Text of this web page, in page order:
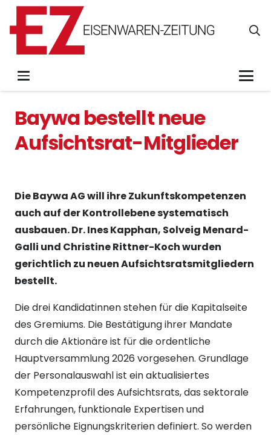
Baywa bestellt neue
Aufsichtsrat-Mitglieder
Die Baywa AG will ihre Zukunftskompetenzen
auch auf der Kontrollebene systematisch
ausbauen. Dr. Ines Kapphan, Solveig Menard-
Galli und Christine Rittner-Koch wurden
gerichtlich zu neuen Aufsichtsratsmitgliedern
bestellt.
Die drei Kandidatinnen stehen für die Kapitalseite
des Gremiums. Die Bestätigung ihrer Mandate
durch die Aktionäre ist für die ordentliche
Hauptversammlung 2026 vorgesehen. Grundlage
der Personalauswahl ist ein aktualisiertes
Kompetenzprofil des Aufsichtsrats, das sektorale
Erfahrungen, funktionale Expertisen und
persönliche Eignungskriterien definiert. So werden